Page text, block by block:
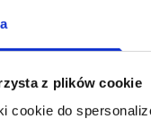
z plików cookie
cookie do
Virgin,
Justin Bieber,
Lil Wayne, Mezo,